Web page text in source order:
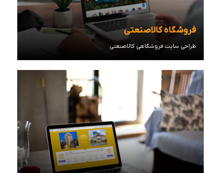
فروشگاه کالاصنعتی
طراحی سایت فروشگاهی کالاصنعتی
مشاهده توضیحات